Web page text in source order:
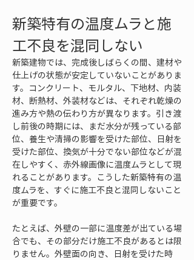
新築特有の温度ムラと施
工不良を混同しない
新築建物では、完成後しばらくの間、建材や
仕上げの状態が安定していないことがありま
す。コンクリート、モルタル、下地材、内装
材、断熱材、外装材などは、それぞれ乾燥の
進み方や熱の伝わり方が異なります。引き渡
し前後の時期には、まだ水分が残っている部
位、養生や清掃の影響を受けた部位、日射を
受けた部位、換気が十分でない部位などが混
在しやすく、赤外線画像に温度ムラとして現
れることがあります。こうした新築特有の温
度ムラを、すぐに施工不良と混同しないこと
が重要です。
たとえば、外壁の一部に温度差が出ている場
合でも、その部分だけ施工不良があるとは限
りません。外壁面の向き、日射を受けた時